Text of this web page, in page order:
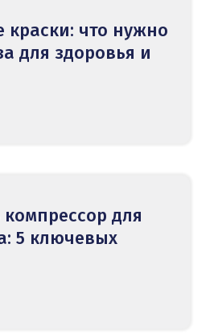
краски: что нужно
для здоровья и
для
5 ключевых